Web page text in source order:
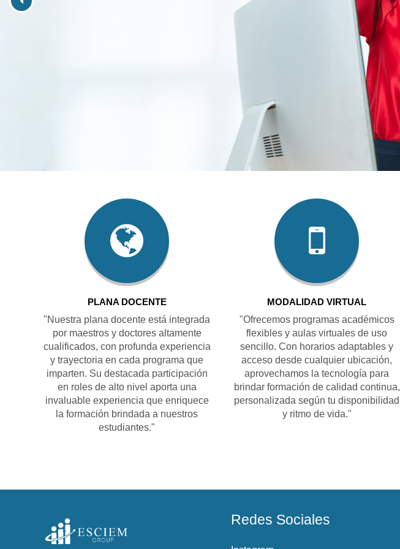
PLANA DOCENTE
"Nuestra plana docente está integrada
por maestros y doctores altamente
cualificados, con profunda experiencia
y trayectoria en cada programa que
imparten. Su destacada participación
en roles de alto nivel aporta una
invaluable experiencia que enriquece
la formación brindada a nuestros
estudiantes."
MODALIDAD VIRTUAL
"Ofrecemos programas académicos
flexibles y aulas virtuales de uso
sencillo. Con horarios adaptables y
acceso desde cualquier ubicación,
aprovechamos la tecnología para
brindar formación de calidad continua,
personalizada según tu disponibilidad
y ritmo de vida."
Redes Sociales